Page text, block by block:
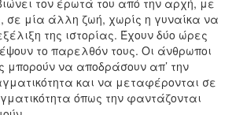
σε μία άλλη ζωή, χωρίς η γυναίκα να
της ιστορίας. Έχουν δύο ώρες
το παρελθόν τους. Οι άνθρωποι
μπορούν να αποδράσουν απ’ την
και να μεταφέρονται σε
όπως την φαντάζονται